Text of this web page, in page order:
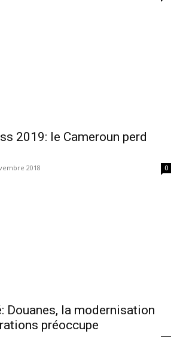
2019: le Cameroun perd
2018 0
Douanes, la modernisation
préoccupe